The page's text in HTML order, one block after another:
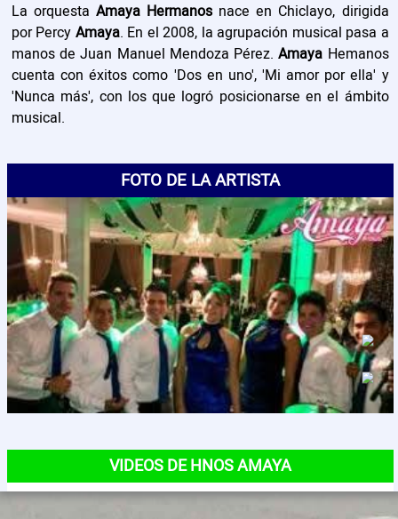
Noticias
Nosotros
La orquestaAmaya Hermanos nace en Chiclayo, dirigida
por Percy Amaya. En el 2008, la agrupación musical pasa a
manos de Juan Manuel Mendoza Pérez.Amaya Hemanos
cuenta con éxitos como 'Dos en uno', 'Mi amor por ella' y
'Nunca más', con los que logró posicionarse en el ámbito
musical.
FOTO DE LA ARTISTA
VIDEOS DE HNOS AMAYA